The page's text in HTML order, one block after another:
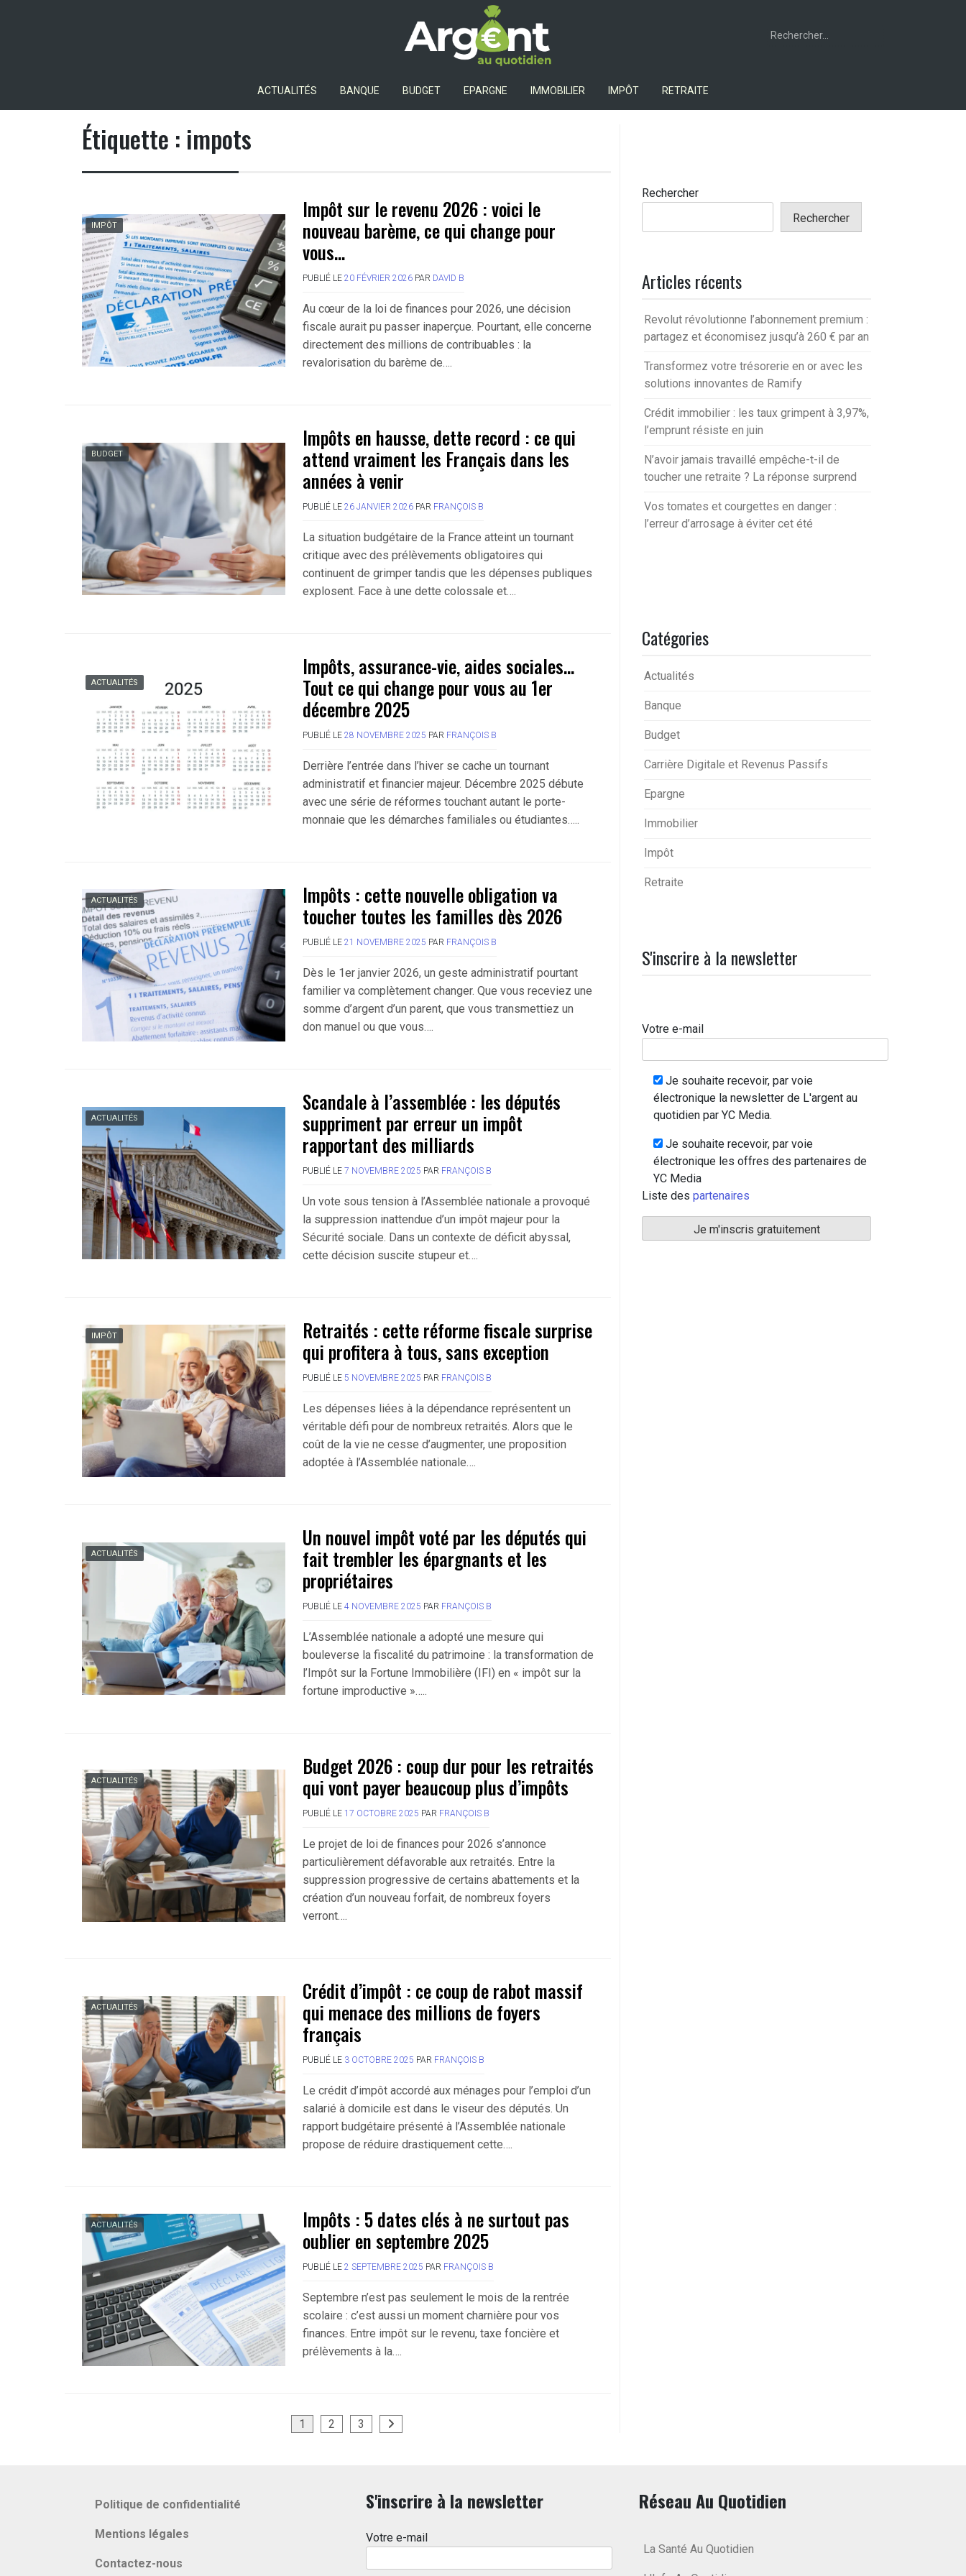
Argent Au Quotidien
Rechercher :
ACTUALITÉS BANQUE BUDGET EPARGNE IMMOBILIER IMPÔT RETRAITE
Étiquette : impots
IMPÔT
Impôt sur le revenu 2026 : voici le
nouveau barème, ce qui change pour
vous…
PUBLIÉ LE 20 FÉVRIER 2026 PAR DAVID B
Au cœur de la loi de finances pour 2026, une décision
fiscale aurait pu passer inaperçue. Pourtant, elle concerne
directement des millions de contribuables : la
revalorisation du barème de….
BUDGET
Impôts en hausse, dette record : ce qui
attend vraiment les Français dans les
années à venir
PUBLIÉ LE 26 JANVIER 2026 PAR FRANÇOIS B
La situation budgétaire de la France atteint un tournant
critique avec des prélèvements obligatoires qui
continuent de grimper tandis que les dépenses publiques
explosent. Face à une dette colossale et….
ACTUALITÉS
Impôts, assurance-vie, aides sociales…
Tout ce qui change pour vous au 1er
décembre 2025
PUBLIÉ LE 28 NOVEMBRE 2025 PAR FRANÇOIS B
Derrière l’entrée dans l’hiver se cache un tournant
administratif et financier majeur. Décembre 2025 débute
avec une série de réformes touchant autant le porte-
monnaie que les démarches familiales ou étudiantes…..
ACTUALITÉS
Impôts : cette nouvelle obligation va
toucher toutes les familles dès 2026
PUBLIÉ LE 21 NOVEMBRE 2025 PAR FRANÇOIS B
Dès le 1er janvier 2026, un geste administratif pourtant
familier va complètement changer. Que vous receviez une
somme d’argent d’un parent, que vous transmettiez un
don manuel ou que vous….
ACTUALITÉS
Scandale à l’assemblée : les députés
suppriment par erreur un impôt
rapportant des milliards
PUBLIÉ LE 7 NOVEMBRE 2025 PAR FRANÇOIS B
Un vote sous tension à l’Assemblée nationale a provoqué
la suppression inattendue d’un impôt majeur pour la
Sécurité sociale. Dans un contexte de déficit abyssal,
cette décision suscite stupeur et….
IMPÔT
Retraités : cette réforme fiscale surprise
qui profitera à tous, sans exception
PUBLIÉ LE 5 NOVEMBRE 2025 PAR FRANÇOIS B
Les dépenses liées à la dépendance représentent un
véritable défi pour de nombreux retraités. Alors que le
coût de la vie ne cesse d’augmenter, une proposition
adoptée à l’Assemblée nationale….
ACTUALITÉS
Un nouvel impôt voté par les députés qui
fait trembler les épargnants et les
propriétaires
PUBLIÉ LE 4 NOVEMBRE 2025 PAR FRANÇOIS B
L’Assemblée nationale a adopté une mesure qui
bouleverse la fiscalité du patrimoine : la transformation de
l’Impôt sur la Fortune Immobilière (IFI) en « impôt sur la
fortune improductive »…..
ACTUALITÉS
Budget 2026 : coup dur pour les retraités
qui vont payer beaucoup plus d’impôts
PUBLIÉ LE 17 OCTOBRE 2025 PAR FRANÇOIS B
Le projet de loi de finances pour 2026 s’annonce
particulièrement défavorable aux retraités. Entre la
suppression progressive de certains abattements et la
création d’un nouveau forfait, de nombreux foyers
verront….
ACTUALITÉS
Crédit d’impôt : ce coup de rabot massif
qui menace des millions de foyers
français
PUBLIÉ LE 3 OCTOBRE 2025 PAR FRANÇOIS B
Le crédit d’impôt accordé aux ménages pour l’emploi d’un
salarié à domicile est dans le viseur des députés. Un
rapport budgétaire présenté à l’Assemblée nationale
propose de réduire drastiquement cette….
ACTUALITÉS
Impôts : 5 dates clés à ne surtout pas
oublier en septembre 2025
PUBLIÉ LE 2 SEPTEMBRE 2025 PAR FRANÇOIS B
Septembre n’est pas seulement le mois de la rentrée
scolaire : c’est aussi un moment charnière pour vos
finances. Entre impôt sur le revenu, taxe foncière et
prélèvements à la….
1 2 3
Rechercher
Rechercher
Articles récents
Revolut révolutionne l’abonnement premium :
partagez et économisez jusqu’à 260 € par an
Transformez votre trésorerie en or avec les
solutions innovantes de Ramify
Crédit immobilier : les taux grimpent à 3,97%,
l’emprunt résiste en juin
N’avoir jamais travaillé empêche-t-il de
toucher une retraite ? La réponse surprend
Vos tomates et courgettes en danger :
l’erreur d’arrosage à éviter cet été
Catégories
Actualités
Banque
Budget
Carrière Digitale et Revenus Passifs
Epargne
Immobilier
Impôt
Retraite
S'inscrire à la newsletter
Votre e-mail
Je souhaite recevoir, par voie
électronique la newsletter de L'argent au
quotidien par YC Media.
Je souhaite recevoir, par voie
électronique les offres des partenaires de
YC Media
Liste des partenaires
Politique de confidentialité
Mentions légales
Contactez-nous
S'inscrire à la newsletter
Votre e-mail
Réseau Au Quotidien
La Santé Au Quotidien